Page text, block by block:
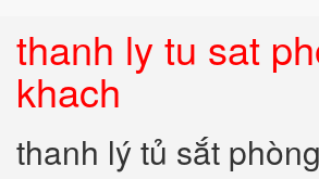
thanh ly tu sat
khach
thanh lý tủ sắt